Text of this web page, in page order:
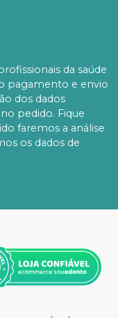
da saúde
pagamento e envio
dos dados
pedido. Fique
faremos a análise
os dados de